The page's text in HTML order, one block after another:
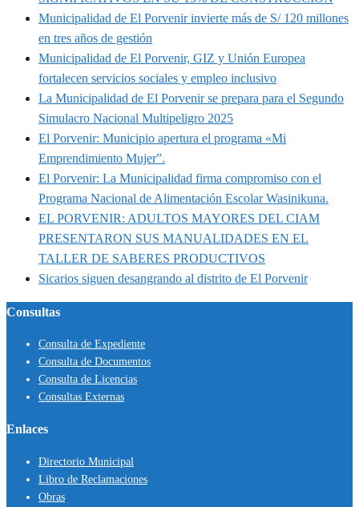
Municipalidad de El Porvenir invierte más de S/ 120 millones
en tres años de gestión
Municipalidad de El Porvenir, GIZ y Unión Europea
fortalecen servicios sociales y empleo inclusivo
La Municipalidad de El Porvenir se prepara para el Segundo
Simulacro Nacional Multipeligro 2025
El Porvenir: Municipio apertura el programa «Mi
Emprendimiento Mujer”.
El Porvenir: La Municipalidad firma compromiso con el
Programa Nacional de Alimentación Escolar Wasinikuna.
EL PORVENIR: ADULTOS MAYORES DEL CIAM
PRESENTARON SUS MANUALIDADES EN EL
TALLER DE SABERES PRODUCTIVOS
Sicarios siguen desangrando al distrito de El Porvenir
Consultas
Consulta de Expediente
Consulta de Documentos
Consulta de Licencias
Consultas Externas
Enlaces
Directorio Municipal
Libro de Reclamaciones
Obras